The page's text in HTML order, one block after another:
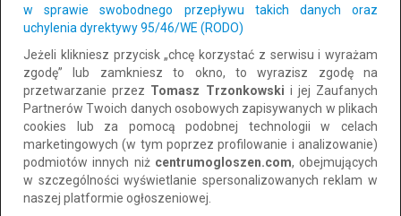
60 zł
do negocjacji
w sprawie swobodnego przepływu takich danych oraz
uchylenia dyrektywy 95/46/WE (RODO)
Jeżeli klikniesz przycisk „chcę korzystać z serwisu i wyrażam
zgodę” lub zamkniesz to okno, to wyrazisz zgodę na
przetwarzanie przez Tomasz Trzonkowski i jej Zaufanych
Partnerów Twoich danych osobowych zapisywanych w plikach
cookies lub za pomocą podobnej technologii w celach
marketingowych (w tym poprzez profilowanie i analizowanie)
podmiotów innych niż centrumogloszen.com, obejmujących
w szczególności wyświetlanie spersonalizowanych reklam w
naszej platformie ogłoszeniowej.